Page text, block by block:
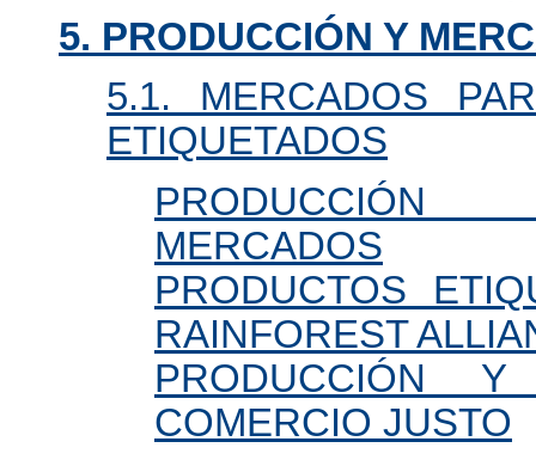
5. PRODUCCIÓN Y
5.1. MERCADOS
ETIQUETADOS
MERCADOS
PRODUCTOS
RAINFOREST
PRODUCCIÓN
COMERCIO JUSTO